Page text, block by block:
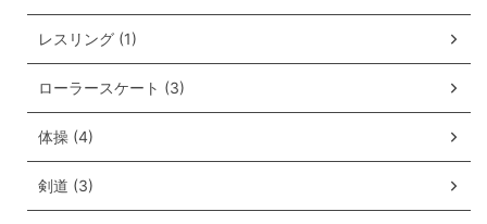
レスリング (1)
ローラースケート (3)
体操 (4)
剣道 (3)